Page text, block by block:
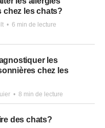
chez les chats?
• 6 min de lecture
les
chez les
• 8 min de lecture
des chats?